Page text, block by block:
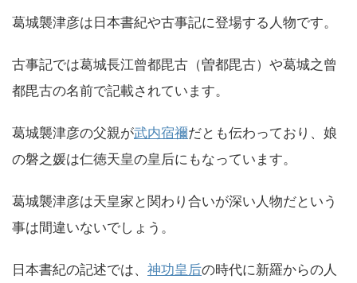
葛城襲津彦は日本書紀や古事記に登場する人物です。
古事記では葛城長江曾都毘古（曽都毘古）や葛城之曾
都毘古の名前で記載されています。
葛城襲津彦の父親が武内宿禰だとも伝わっており、娘
の磐之媛は仁徳天皇の皇后にもなっています。
葛城襲津彦は天皇家と関わり合いが深い人物だという
事は間違いないでしょう。
日本書紀の記述では、 神功皇后の時代に新羅からの人